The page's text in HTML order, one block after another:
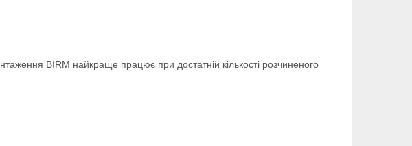
BIRM найкраще працює при достатній кількості розчиненого